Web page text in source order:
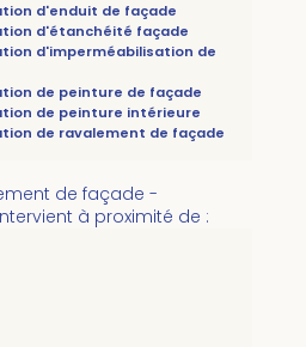
d'enduit de façade
d'étanchéité façade
d'imperméabilisation de
de peinture de façade
de peinture intérieure
de ravalement de façade
de façade -
à proximité de :